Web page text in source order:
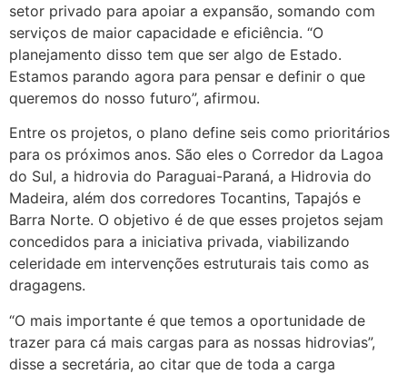
setor privado para apoiar a expansão, somando com
serviços de maior capacidade e eficiência. “O
planejamento disso tem que ser algo de Estado.
Estamos parando agora para pensar e definir o que
queremos do nosso futuro”, afirmou.
Entre os projetos, o plano define seis como prioritários
para os próximos anos. São eles o Corredor da Lagoa
do Sul, a hidrovia do Paraguai-Paraná, a Hidrovia do
Madeira, além dos corredores Tocantins, Tapajós e
Barra Norte. O objetivo é de que esses projetos sejam
concedidos para a iniciativa privada, viabilizando
celeridade em intervenções estruturais tais como as
dragagens.
“O mais importante é que temos a oportunidade de
trazer para cá mais cargas para as nossas hidrovias”,
disse a secretária, ao citar que de toda a carga